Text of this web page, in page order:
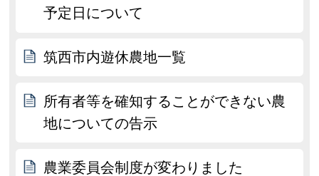
予定日について
筑西市内遊休農地一覧
所有者等を確知することができない農
地についての告示
農業委員会制度が変わりました